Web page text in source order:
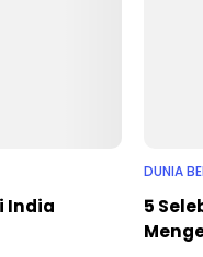
India
DUNIA
5